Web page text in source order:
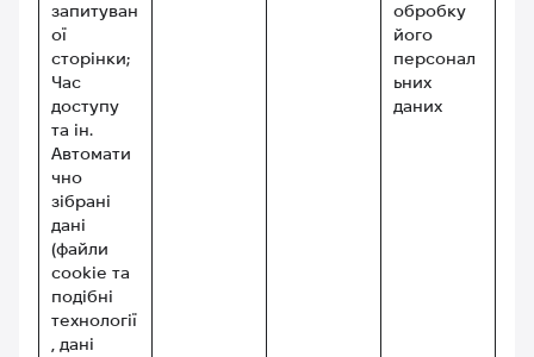
запитуван
ої
сторінки;
Час
доступу
та ін.
Автомати
чно
зібрані
дані
(файли
cookie та
подібні
технології
, дані
обробку
його
персонал
ьних
даних